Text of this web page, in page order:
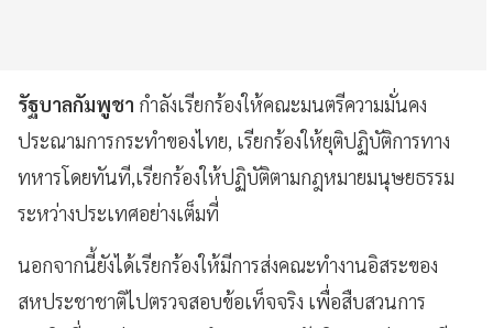
รัฐบาลกัมพูชา กำลังเรียกร้องให้คณะมนตรีความมั่นคง
ประณามการกระทำของไทย, เรียกร้องให้ยุติปฏิบัติการทาง
ทหารโดยทันที,เรียกร้องให้ปฏิบัติตามกฎหมายมนุษยธรรม
ระหว่างประเทศอย่างเต็มที่
นอกจากนี้ยังได้เรียกร้องให้มีการส่งคณะทำงานอิสระของ
สหประชาชาติไปตรวจสอบข้อเท็จจริง เพื่อสืบสวนการ